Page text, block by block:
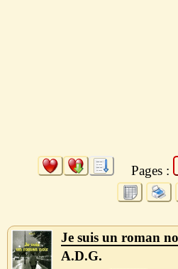
Pages :
Je suis un roman
A.D.G.